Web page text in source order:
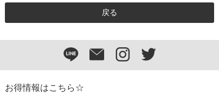
お得情報はこちら☆